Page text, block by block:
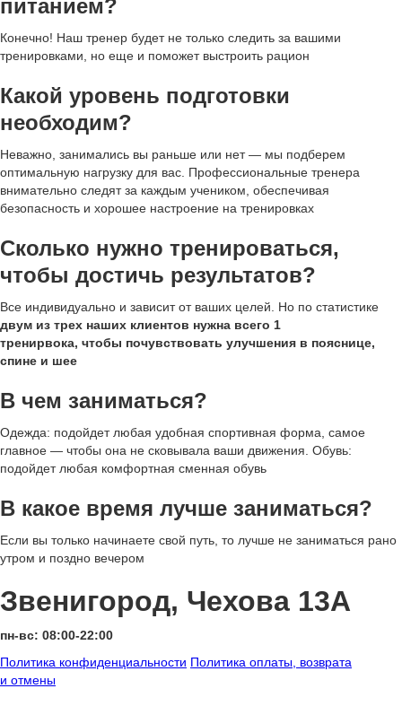
питанием?
Конечно! Наш тренер будет не только следить за вашими
тренировками, но еще и поможет выстроить рацион
Какой уровень подготовки
необходим?
Неважно, занимались вы раньше или нет — мы подберем
оптимальную нагрузку для вас. Профессиональные тренера
внимательно следят за каждым учеником, обеспечивая
безопасность и хорошее настроение на тренировках
Сколько нужно тренироваться,
чтобы достичь результатов?
Все индивидуально и зависит от ваших целей. Но по статистике
двум из трех наших клиентов нужна всего 1
тренирвока, чтобы почувствовать улучшения в пояснице,
спине и шее
В чем заниматься?
Одежда: подойдет любая удобная спортивная форма, самое
главное — чтобы она не сковывала ваши движения. Обувь:
подойдет любая комфортная сменная обувь
В какое время лучше заниматься?
Если вы только начинаете свой путь, то лучше не заниматься рано
утром и поздно вечером
Звенигород, Чехова 13А
пн-вс: 08:00-22:00
Политика конфиденциальности Политика оплаты, возврата
и отмены